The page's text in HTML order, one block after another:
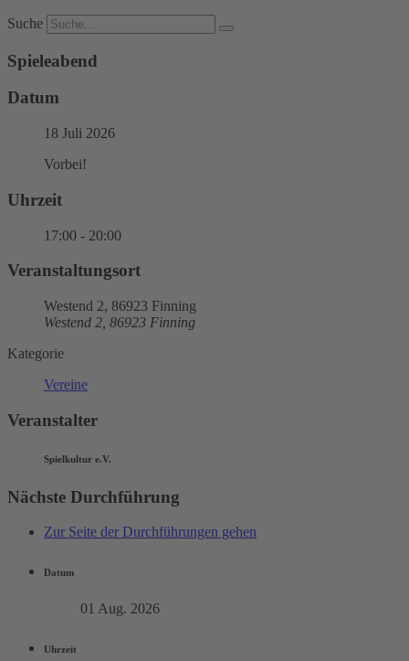
Suche
Spieleabend
Datum
18 Juli 2026
Vorbei!
Uhrzeit
17:00 - 20:00
Veranstaltungsort
Westend 2, 86923 Finning
Westend 2, 86923 Finning
Kategorie
Vereine
Veranstalter
Spielkultur e.V.
Nächste Durchführung
Zur Seite der Durchführungen gehen
Datum
01 Aug. 2026
Uhrzeit